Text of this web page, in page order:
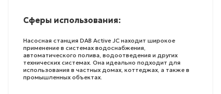
Сферы использования:
Насосная станция DAB Active JC находит широкое
применение в системах водоснабжения,
автоматического полива, водоотведения и других
технических системах. Она идеально подходит для
использования в частных домах, коттеджах, а также в
промышленных объектах.